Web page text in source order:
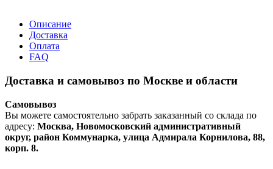
Описание
Доставка
Оплата
FAQ
Доставка и самовывоз по Москве и области
Самовывоз
Вы можете самостоятельно забрать заказанный со склада по
адресу: Москва, Новомосковский административный
округ, район Коммунарка, улица Адмирала Корнилова, 88,
корп. 8.